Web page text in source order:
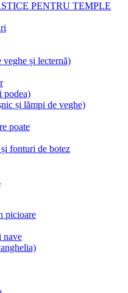
PENTRU TEMPLE
și lecternă)
podea)
și lămpi de veghe)
poate
fonturi de botez
picioare
nave